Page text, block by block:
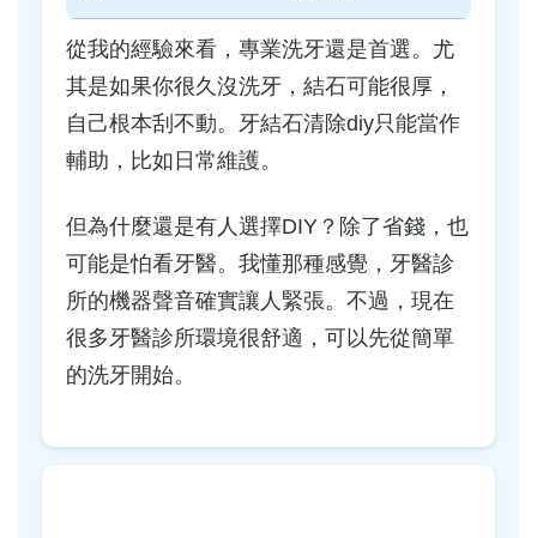
從我的經驗來看，專業洗牙還是首選。尤
其是如果你很久沒洗牙，結石可能很厚，
自己根本刮不動。牙結石清除diy只能當作
輔助，比如日常維護。
但為什麼還是有人選擇DIY？除了省錢，也
可能是怕看牙醫。我懂那種感覺，牙醫診
所的機器聲音確實讓人緊張。不過，現在
很多牙醫診所環境很舒適，可以先從簡單
的洗牙開始。